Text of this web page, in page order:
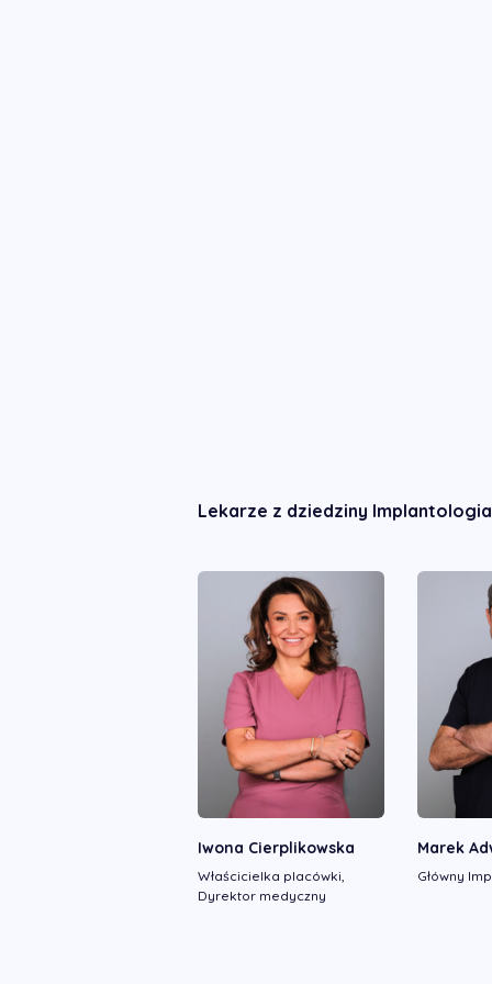
Lekarze z dziedziny Implantologia
Iwona Cierplikowska
Właścicielka placówki,
Dyrektor medyczny
Marek
Główny